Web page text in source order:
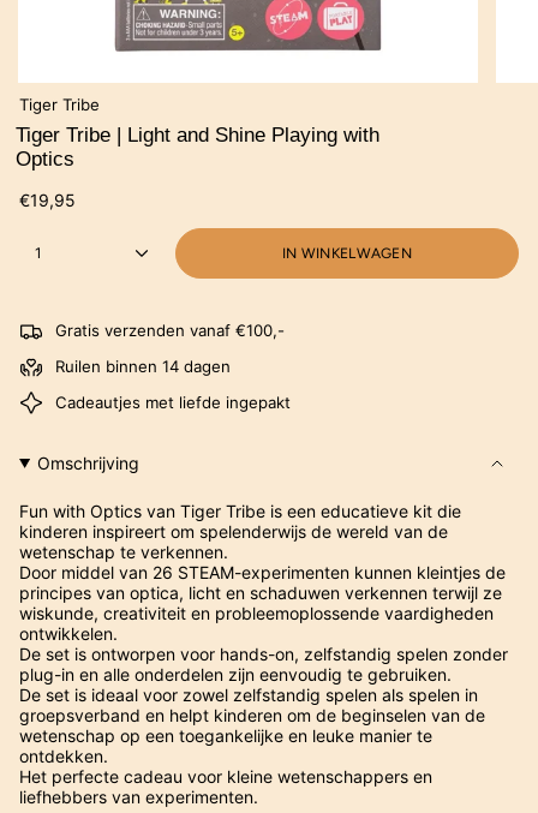
Tiger Tribe
Tiger Tribe | Light and Shine Playing with
Optics
€19,95
1 IN WINKELWAGEN
Gratis verzenden vanaf €100,-
Ruilen binnen 14 dagen
Cadeautjes met liefde ingepakt
Omschrijving
Fun with Optics van Tiger Tribe is een educatieve kit die
kinderen inspireert om spelenderwijs de wereld van de
wetenschap te verkennen.
Door middel van 26 STEAM-experimenten kunnen kleintjes de
principes van optica, licht en schaduwen verkennen terwijl ze
wiskunde, creativiteit en probleemoplossende vaardigheden
ontwikkelen.
De set is ontworpen voor hands-on, zelfstandig spelen zonder
plug-in en alle onderdelen zijn eenvoudig te gebruiken.
De set is ideaal voor zowel zelfstandig spelen als spelen in
groepsverband en helpt kinderen om de beginselen van de
wetenschap op een toegankelijke en leuke manier te
ontdekken.
Het perfecte cadeau voor kleine wetenschappers en
liefhebbers van experimenten.